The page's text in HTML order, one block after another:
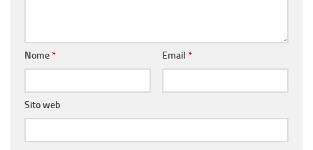
Nome* Email *
Sito web